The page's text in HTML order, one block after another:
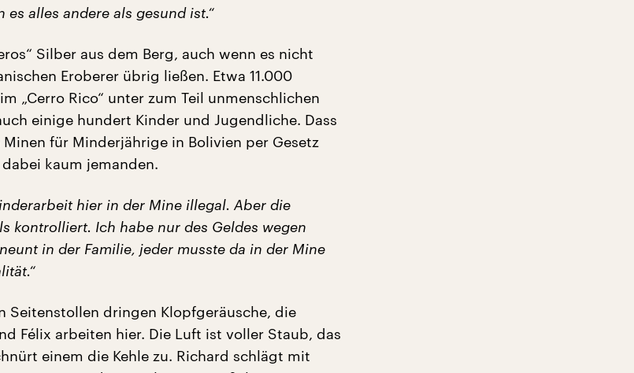
alles andere als gesund ist.“
Silber aus dem Berg, auch wenn es nicht
Eroberer übrig ließen. Etwa 11.000
„Cerro Rico“ unter zum Teil unmenschlichen
einige hundert Kinder und Jugendliche. Dass
für Minderjährige in Bolivien per Gesetz
kaum jemanden.
hier in der Mine illegal. Aber die
kontrolliert. Ich habe nur des Geldes wegen
in der Familie, jeder musste da in der Mine
Seitenstollen dringen Klopfgeräusche, die
Félix arbeiten hier. Die Luft ist voller Staub, das
einem die Kehle zu. Richard schlägt mit